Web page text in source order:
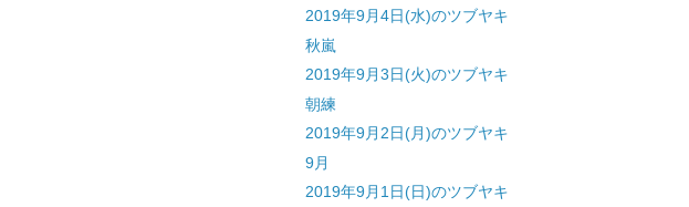
2019年9月4日(水)のツブヤキ
秋嵐
2019年9月3日(火)のツブヤキ
朝練
2019年9月2日(月)のツブヤキ
9月
2019年9月1日(日)のツブヤキ